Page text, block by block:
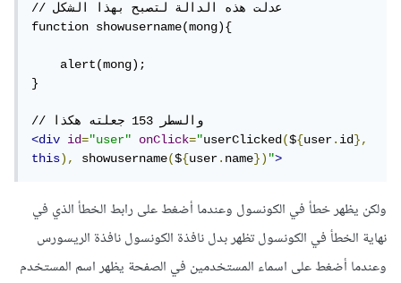
// عدلت هذه الدالة لتصبح بهذا الشكل
function showusername(mong){
    alert(mong);
}
<div
id="user" onClick="userClicked(${user.id},
this), showusername(${user.name})">
ولكن يظهر خطأ في الكونسول وعندما أضغط على رابط الخطأ الذي في
نهاية الخطأ في الكونسول تظهر بدل نافذة الكونسول نافذة الريسورس
وعندما أضغط على اسماء المستخدمين في الصفحة يظهر اسم المستخدم